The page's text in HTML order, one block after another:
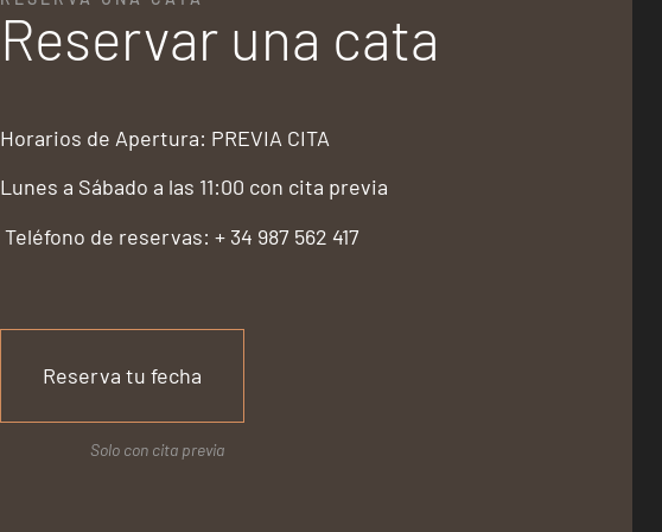
Reservar una cata
Horarios de Apertura: PREVIA CITA
Lunes a Sábado a las 11:00 con cita previa
Teléfono de reservas: + 34 987 562 417
Reserva tu fecha
Solo con cita previa